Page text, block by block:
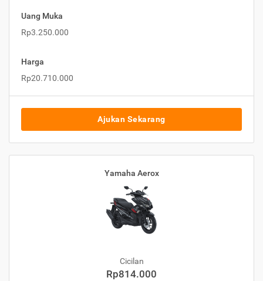
Uang Muka
Rp3.250.000
Harga
Rp20.710.000
Ajukan Sekarang
Yamaha Aerox
Cicilan
Rp814.000